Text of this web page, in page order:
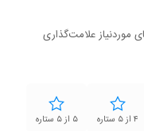
علامت‌گذاری
۴ از ۵ ستاره ۵ از ۵ ستاره